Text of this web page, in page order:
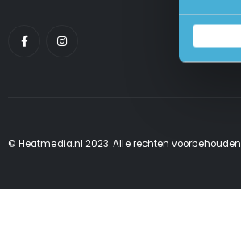
© Heatmedia.nl 2023. Alle rechten voorbehouden